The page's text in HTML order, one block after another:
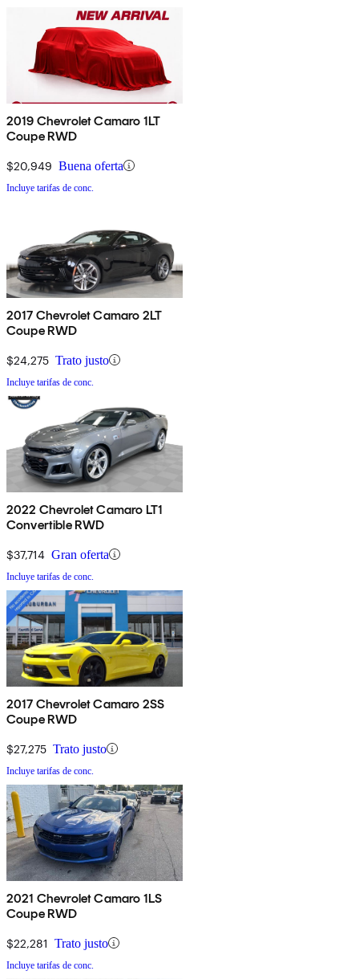
2019 Chevrolet Camaro 1LT
Coupe RWD
$20,949 Buena oferta
Incluye tarifas de conc.
2017 Chevrolet Camaro 2LT
Coupe RWD
$24,275 Trato justo
Incluye tarifas de conc.
2022 Chevrolet Camaro LT1
Convertible RWD
$37,714 Gran oferta
Incluye tarifas de conc.
2017 Chevrolet Camaro 2SS
Coupe RWD
$27,275 Trato justo
Incluye tarifas de conc.
2021 Chevrolet Camaro 1LS
Coupe RWD
$22,281 Trato justo
Incluye tarifas de conc.